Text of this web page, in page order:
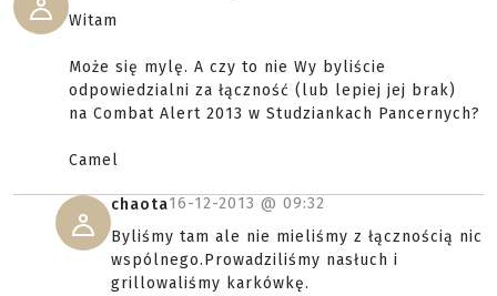
Witam
Może się mylę. A czy to nie Wy byliście
odpowiedzialni za łączność (lub lepiej jej brak)
na Combat Alert 2013 w Studziankach Pancernych?
Camel
chaota16-12-2013 @ 09:32
Byliśmy tam ale nie mieliśmy z łącznością nic
wspólnego.Prowadziliśmy nasłuch i
grillowaliśmy karkówkę.